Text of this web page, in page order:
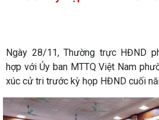
Ngày 28/11, Thường trực HĐND
hợp với Ủy ban MTTQ Việt Nam
xúc cử tri trước kỳ họp HĐND cuối